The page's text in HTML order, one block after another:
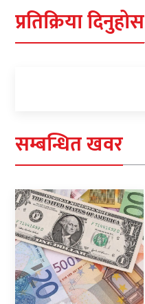
प्रतिक्रिया दिनुहोस
सम्बन्धित खवर